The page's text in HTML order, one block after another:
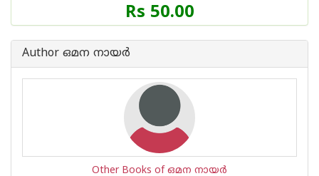
Price
of
Book
Rs 50.00
Author ഒമന നായര്‍
Other Books of ഒമന നായര്‍